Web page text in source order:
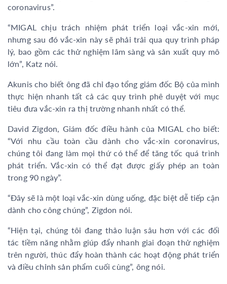
coronavirus”.
“MIGAL chịu trách nhiệm phát triển loại vắc-xin mới,
nhưng sau đó vắc-xin này sẽ phải trải qua quy trình pháp
lý, bao gồm các thử nghiệm lâm sàng và sản xuất quy mô
lớn”, Katz nói.
Akunis cho biết ông đã chỉ đạo tổng giám đốc Bộ của mình
thực hiện nhanh tất cả các quy trình phê duyệt với mục
tiêu đưa vắc-xin ra thị trường nhanh nhất có thể.
David Zigdon, Giám đốc điều hành của MIGAL cho biết:
“Với nhu cầu toàn cầu dành cho vắc-xin coronavirus,
chúng tôi đang làm mọi thứ có thể để tăng tốc quá trình
phát triển. Vắc-xin có thể đạt được giấy phép an toàn
trong 90 ngày”.
“Đây sẽ là một loại vắc-xin dùng uống, đặc biệt dễ tiếp cận
dành cho công chúng”, Zigdon nói.
“Hiện tại, chúng tôi đang thảo luận sâu hơn với các đối
tác tiềm năng nhằm giúp đẩy nhanh giai đoạn thử nghiệm
trên người, thúc đẩy hoàn thành các hoạt động phát triển
và điều chỉnh sản phẩm cuối cùng”, ông nói.